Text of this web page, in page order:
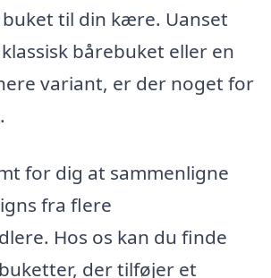
til din kære. Uanset
bårebuket eller en
variant, er der noget for
for dig at sammenligne
fra flere
Hos os kan du finde
der tilføjer et